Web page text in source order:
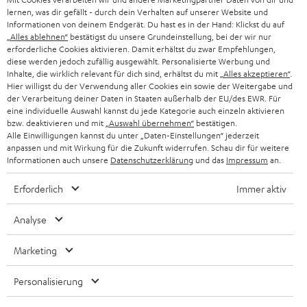
SMART HOME
BLUETOOTH-LAUTSPRECHER
KOPFHÖRER
BLUETOOTH-KOPFHÖRER
STEREOANLAGEN
LAUTSPRECHER
ULTIMA-SERIE
IN-EAR-KOPFHÖRER
FANSHOP
NEUHEITEN
GESCHÄFTSKUNDEN
PARTNERPROGRAMM
BLOG
NEWSLETTER
STORES
DEINE VORTEILE BEI TEUFEL
UNSER MANAGEMENT
NACHHALTIGKEIT
UNSERE WERTE
SCHWEIZ
NIEDERLANDE
BELGIEN
FRANKREICH
POLEN
SPANIEN
ITALIEN
Technische Änderungen, Tippfehler und Irrtum vorbehalten. Das auf unseren
Fotos abgebildete Zubehör ist nicht im Lieferumfang enthalten. Etwaige
lernen, was dir gefällt - durch dein Verhalten auf unserer Website und
Informationen von deinem Endgerät. Du hast es in der Hand: Klickst du auf
„Alles ablehnen“ bestätigst du unsere Grundeinstellung, bei der wir nur
erforderliche Cookies aktivieren. Damit erhältst du zwar Empfehlungen,
diese werden jedoch zufällig ausgewählt. Personalisierte Werbung und
Inhalte, die wirklich relevant für dich sind, erhältst du mit „Alles akzeptieren“.
Hier willigst du der Verwendung aller Cookies ein sowie der Weitergabe und
der Verarbeitung deiner Daten in Staaten außerhalb der EU/des EWR. Für
eine individuelle Auswahl kannst du jede Kategorie auch einzeln aktivieren
bzw. deaktivieren und mit „Auswahl übernehmen“ bestätigen.
Alle Einwilligungen kannst du unter „Daten-Einstellungen“ jederzeit
anpassen und mit Wirkung für die Zukunft widerrufen. Schau dir für weitere
Informationen auch unsere Datenschutzerklärung und das Impressum an.
Erforderlich Immer aktiv
Analyse
Marketing
Personalisierung